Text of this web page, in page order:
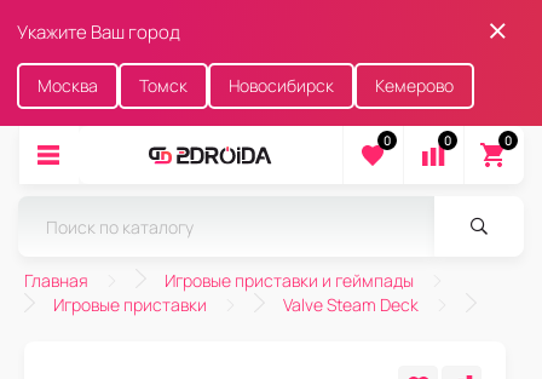
Укажите Ваш город
Москва Томск Новосибирск Кемерово
0 0 0
Главная
Игровые приставки и геймпады
Игровые приставки
Valve Steam Deck